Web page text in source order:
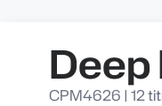
Deep
CPM4626 | 12